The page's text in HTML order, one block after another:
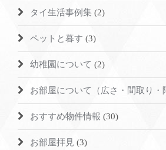
タイ生活事例集 (2)
ペットと暮す (3)
幼稚園について (2)
お部屋について（広さ・間取り・
おすすめ物件情報 (30)
お部屋拝見 (3)